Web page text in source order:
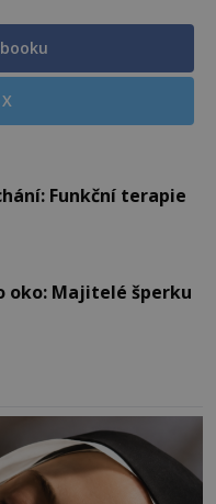
Funkční terapie
oko: Majitelé šperku